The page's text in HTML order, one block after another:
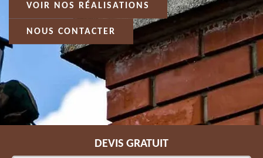
VOIR NOS RÉALISATIONS
NOUS CONTACTER
DEVIS GRATUIT